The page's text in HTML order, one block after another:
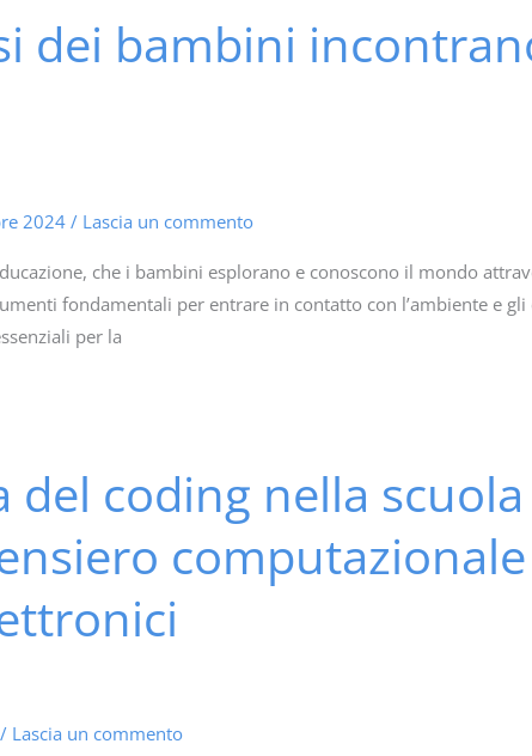
dei bambini
2024 / Lascia un commento
che i bambini esplorano e conoscono il mondo
fondamentali per entrare in contatto con l’ambiente e
per la
del coding nella
computazionale
/ Lascia un commento